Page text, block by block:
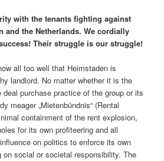
with the tenants fighting against
and the Netherlands. We cordially
Their struggle is our struggle!
all too well that Heimstaden is
landlord. No matter whether it is the
purchase practice of the group or its
meager „Mietenbündnis“ (Rental
containment of the rent explosion,
for its own profiteering and all
on politics to enforce its own
social or societal responsibility. The